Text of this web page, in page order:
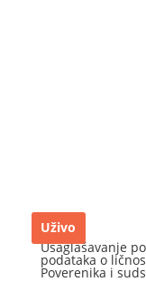
Uživo
Usaglašavanje
podataka o
Poverenika i